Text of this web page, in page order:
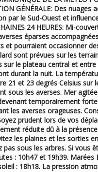
GÉNÉRALE: Des
par le Sud-Ouest et
24 HEURES: Mi-
éparses
pourraient occasionner
sont prévues sur les
sur le plateau central et
durant la nuit. La
21 et 23 degrés Celsius
sous les averses. Mer
temporairement
les averses orageuses.
prudent lors de vos
réduite dû à la
les plaines et les sorties
sous les arbres. Si vous
: 10h47 et 19h39.
: 18h18. La pression